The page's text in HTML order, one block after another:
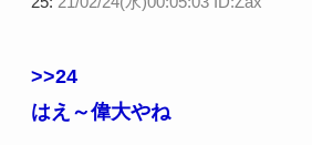
>>24
はえ～偉大やね